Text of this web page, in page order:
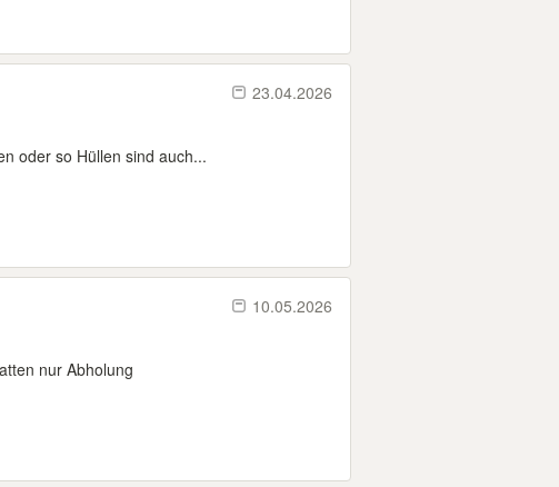
23.04.2026
oder so Hüllen sind auch...
10.05.2026
nur Abholung